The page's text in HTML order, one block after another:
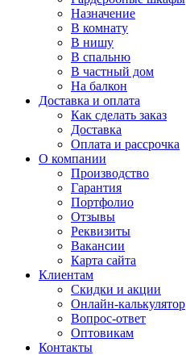
Назначение
В комнату
В нишу
В спальню
В частный дом
На балкон
Доставка и оплата
Как сделать заказ
Доставка
Оплата и рассрочка
О компании
Производство
Гарантия
Портфолио
Отзывы
Реквизиты
Вакансии
Карта сайта
Клиентам
Скидки и акции
Онлайн-калькулятор
Вопрос-ответ
Оптовикам
Контакты